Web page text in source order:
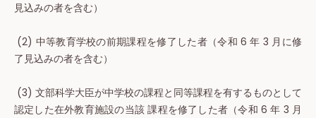
見込みの者を含む）
(2) 中等教育学校の前期課程を修了した者（令和 6 年 3 月に修
了見込みの者を含む）
(3) 文部科学大臣が中学校の課程と同等課程を有するものとして
認定した在外教育施設の当該 課程を修了した者（令和 6 年 3 月